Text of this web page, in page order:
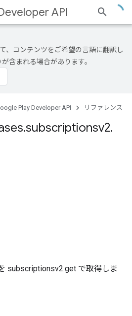
API
、コンテンツをご希望の言語に翻訳し
含まれる場合があります。
Play Developer API リファレンス
.subscriptionsv2.
subscriptionsv2.get で取得しま